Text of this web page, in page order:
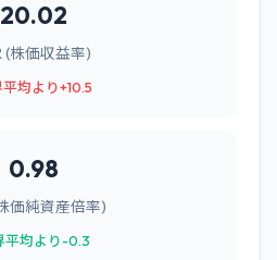
20.02
(株価収益率)
均より+10.5
0.98
価純資産倍率)
平均より-0.3